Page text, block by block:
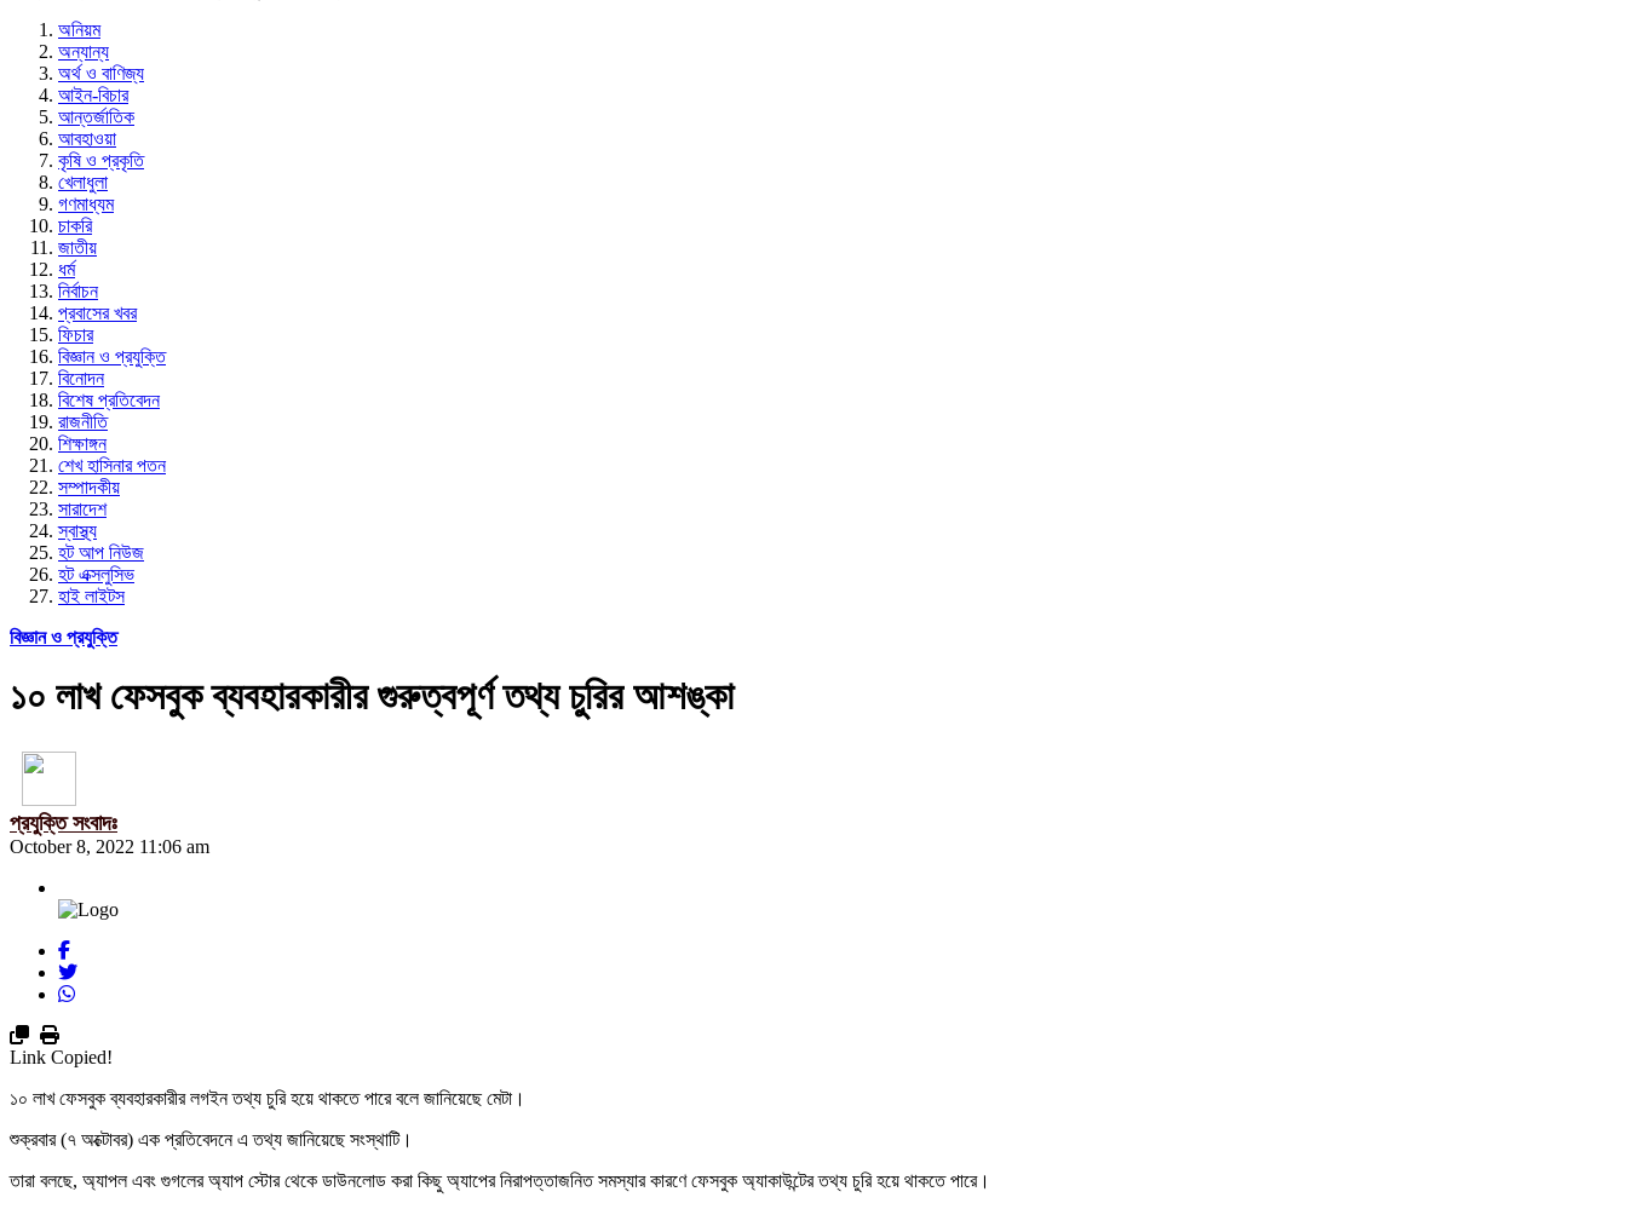
অনিয়ম
অন্যান্য
অর্থ ও বাণিজ্য
আইন-বিচার
আন্তর্জাতিক
আবহাওয়া
কৃষি ও প্রকৃতি
খেলাধুলা
গণমাধ্যম
চাকরি
জাতীয়
ধর্ম
নির্বাচন
প্রবাসের খবর
ফিচার
বিজ্ঞান ও প্রযুক্তি
বিনোদন
বিশেষ প্রতিবেদন
রাজনীতি
শিক্ষাঙ্গন
শেখ হাসিনার পতন
সম্পাদকীয়
সারাদেশ
স্বাস্থ্য
হট আপ নিউজ
হট এক্সলুসিভ
হাই লাইটস
বিজ্ঞান ও প্রযুক্তি
১০ লাখ ফেসবুক ব্যবহারকারীর গুরুত্বপূর্ণ তথ্য চুরির আশঙ্কা
প্রযুক্তি সংবাদঃ
October 8, 2022 11:06 am
Link Copied!
১০ লাখ ফেসবুক ব্যবহারকারীর লগইন তথ্য চুরি হয়ে থাকতে পারে বলে জানিয়েছে মেটা।
শুক্রবার (৭ অক্টোবর) এক প্রতিবেদনে এ তথ্য জানিয়েছে সংস্থাটি।
তারা বলছে, অ্যাপল এবং গুগলের অ্যাপ স্টোর থেকে ডাউনলোড করা কিছু অ্যাপের নিরাপত্তাজনিত সমস্যার কারণে ফেসবুক অ্যাকাউন্টের তথ্য চুরি হয়ে থাকতে পারে।